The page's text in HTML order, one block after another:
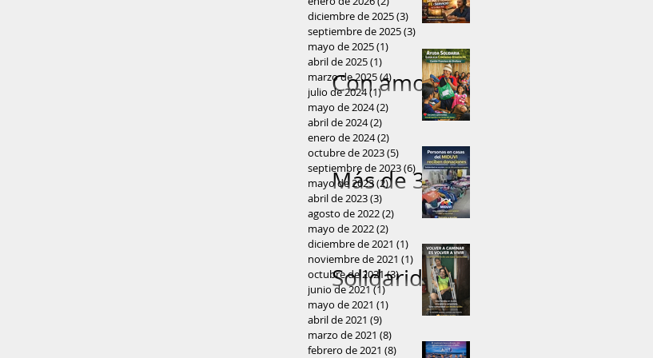
a las
comunidad
es de
Orellana
esperanza
a mujeres
de
comunidad
amazónica
con alegría
prendas de
vestir
Adrián
Vallejo: “Sin
fe ni
honestidad
, la política
pierde su
alma”
Con amor
y
solidaridad
, ayuda
llega a
comunidad
rural del
Cantón
Francisco
de
Más de 300
prendas
fueron
entregadas
a familias
de El Coca
Solidaridad
que
devuelve
diciembre de 2025(3) 3 entradas
septiembre de 2025(3)
mayo de 2025(1) 1 entrada
abril de 2025(1) 1 entrada
marzo de 2025(4)4 entradas
julio de 2024(1)1 entrada
mayo de 2024(2) 2 entradas
abril de 2024(2) 2 entradas
enero de 2024(2)
octubre de 2023(5) 5 entradas
septiembre de 2023(6) 6 entradas
mayo de 2023(2)2 entradas
abril de 2023(3) 3 entradas
agosto de 2022(2) 2 entradas
mayo de 2022(2)
diciembre de 2021 (1) 1 entrada
noviembre de 2021 (1) 1 entrada
octubre de 2021 (3)3 entradas
junio de 2021(1)1 entrada
mayo de 2021 (1) 1 entrada
abril de 2021 (9) 9 entradas
marzo de 2021 (8)
febrero de 2021 (8) 8 entradas